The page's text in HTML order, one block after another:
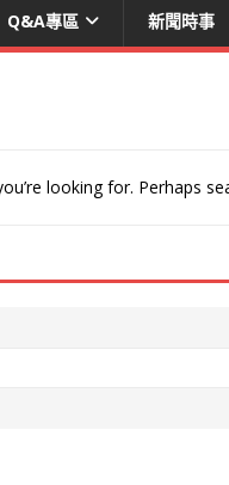
Q&A專區 新聞時事
looking for. Perhaps